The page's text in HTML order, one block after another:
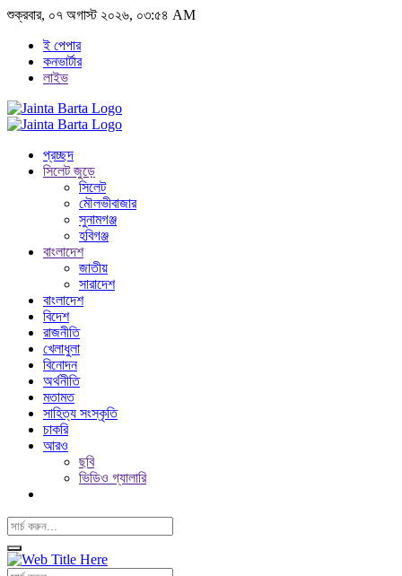
শুক্রবার, ০৭ অগাস্ট ২০২৬, ০৩:৫৪ AM
ই পেপার
কনভার্টার
লাইভ
প্রচ্ছদ
সিলেট জুড়ে
সিলেট
মৌলভীবাজার
সুনামগঞ্জ
হবিগঞ্জ
বাংলাদেশ
জাতীয়
সারাদেশ
বাংলাদেশ
বিদেশ
রাজনীতি
খেলাধুলা
বিনোদন
অর্থনীতি
মতামত
সাহিত্য সংস্কৃতি
চাকরি
আরও
ছবি
ভিডিও গ্যালারি